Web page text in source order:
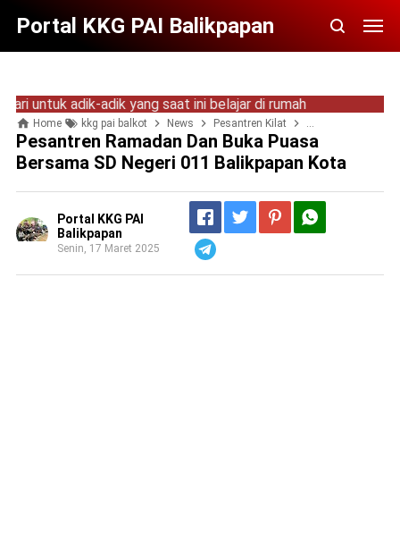
Portal KKG PAI Balikpapan
adik-adik yang saat ini belajar di rumah
Home kkg pai balkot News Pesantren Kilat Pesantren
Pesantren Ramadan Dan Buka Puasa
Bersama SD Negeri 011 Balikpapan Kota
Portal KKG PAI
Balikpapan
Senin, 17 Maret 2025